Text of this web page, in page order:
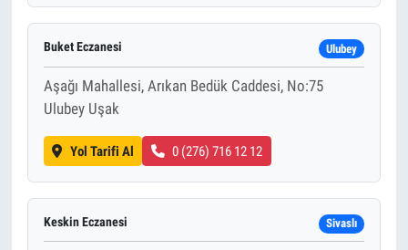
Buket Eczanesi Ulubey
Aşağı Mahallesi, Arıkan Bedük Caddesi, No:75
Ulubey Uşak
Yol Tarifi Al 0 (276) 716 12 12
Keskin Eczanesi Sivaslı